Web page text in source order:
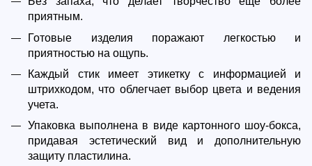
приятным.
Готовые изделия поражают легкостью и
приятностью на ощупь.
Каждый стик имеет этикетку с информацией и
штрихкодом, что облегчает выбор цвета и ведения
учета.
Упаковка выполнена в виде картонного шоу-бокса,
придавая эстетический вид и дополнительную
защиту пластилина.